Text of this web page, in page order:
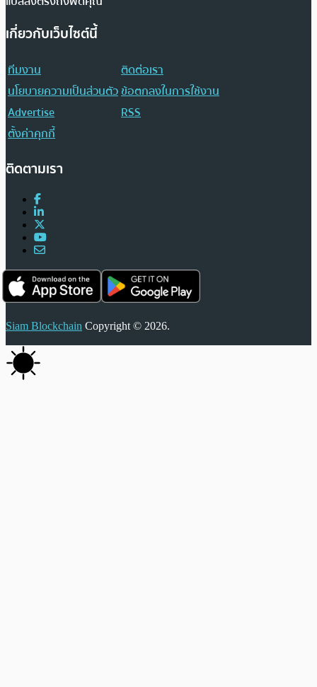
เกี่ยวกับเว็บไซต์นี้
ทีมงาน
ติดต่อเรา
นโยบายความเป็นส่วนตัวข้อตกลงในการใช้งาน
Advertise
RSS
ตั้งค่าคุกกี้
ติดตามเรา
Siam Blockchain Copyright © 2026.